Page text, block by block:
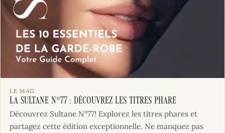
LE MAG
La Sultane N°77 : Découvrez les titres phare
Découvrez Sultane N°77! Explorez les titres phares et
partagez cette édition exceptionnelle. Ne manquez pas